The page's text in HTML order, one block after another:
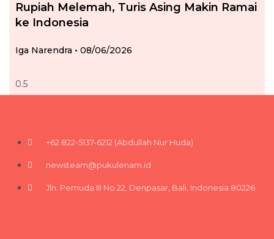
Rupiah Melemah, Turis Asing Makin Ramai
ke Indonesia
Iga Narendra 08/06/2026
+62 822-5137-6212 (Abdullah Nur Huda)
newsteam@pukulenam.id
Jln. Pemuda III No 22, Denpasar, Bali, Indonesia 80226